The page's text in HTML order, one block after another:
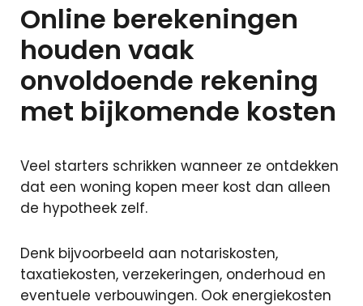
Online berekeningen
houden vaak
onvoldoende rekening
met bijkomende kosten
Veel starters schrikken wanneer ze ontdekken
dat een woning kopen meer kost dan alleen
de hypotheek zelf.
Denk bijvoorbeeld aan notariskosten,
taxatiekosten, verzekeringen, onderhoud en
eventuele verbouwingen. Ook energiekosten